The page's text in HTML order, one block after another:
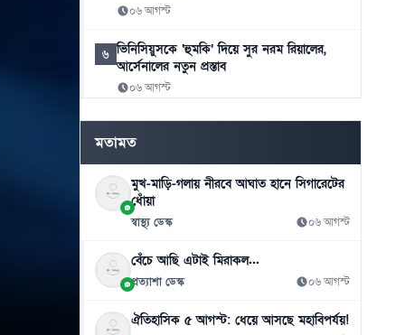
০৬ আগস্ট
৬ ভিনিসিয়ুসকে ‘হুমকি’ দিয়ে সুর নরম রিয়ালের,
আর্সেনালের নতুন প্রস্তাব
০৬ আগস্ট
রুশ বাহিনীর রাতভর ড্রোন-ক্ষেপণাস্ত্র হামলায়
কিয়েভে নিহত ১৭
০৬ আগস্ট
৮
ইয়েমেনে সামরিক শিবিরে ভয়াবহ হামলা, নিহত
৩০
৯ থাইল্যান্ড সফরে মিয়ানমারের মিন অং হ্লাইং
মতামত
মুখ-মাড়ি-গলায় নীরবে আঘাত হানে সিগারেটের
ধোঁয়া
স্বাস্থ্য ডেস্ক ০৬ আগস্ট
বেঁচে আছি এটাই মিরাকল...
প্রত্যাশা ডেস্ক ০৬ আগস্ট
ঐতিহাসিক ৫ আগস্ট: ধেয়ে আসছে মহাবিপর্যয়!